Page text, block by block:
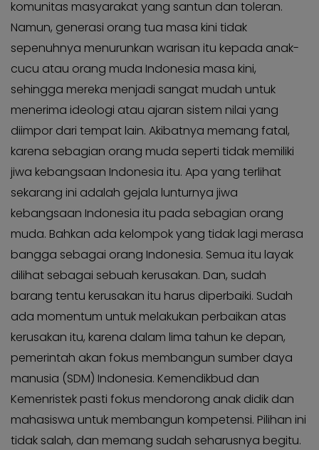
komunitas masyarakat yang santun dan toleran.
Namun, generasi orang tua masa kini tidak
sepenuhnya menurunkan warisan itu kepada anak-
cucu atau orang muda Indonesia masa kini,
sehingga mereka menjadi sangat mudah untuk
menerima ideologi atau ajaran sistem nilai yang
diimpor dari tempat lain. Akibatnya memang fatal,
karena sebagian orang muda seperti tidak memiliki
jiwa kebangsaan Indonesia itu. Apa yang terlihat
sekarang ini adalah gejala lunturnya jiwa
kebangsaan Indonesia itu pada sebagian orang
muda. Bahkan ada kelompok yang tidak lagi merasa
bangga sebagai orang Indonesia. Semua itu layak
dilihat sebagai sebuah kerusakan. Dan, sudah
barang tentu kerusakan itu harus diperbaiki. Sudah
ada momentum untuk melakukan perbaikan atas
kerusakan itu, karena dalam lima tahun ke depan,
pemerintah akan fokus membangun sumber daya
manusia (SDM) Indonesia. Kemendikbud dan
Kemenristek pasti fokus mendorong anak didik dan
mahasiswa untuk membangun kompetensi. Pilihan ini
tidak salah, dan memang sudah seharusnya begitu.